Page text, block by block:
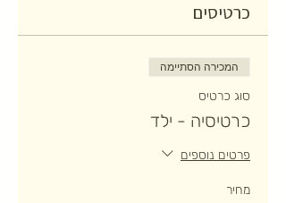
כרטיסים
המכירה הסתיימה
סוג כרטיס
כרטיסיה - ילד
פרטים נוספים
מחיר